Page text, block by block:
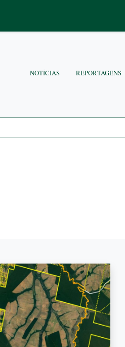
NOTÍCIAS REPORTAGENS